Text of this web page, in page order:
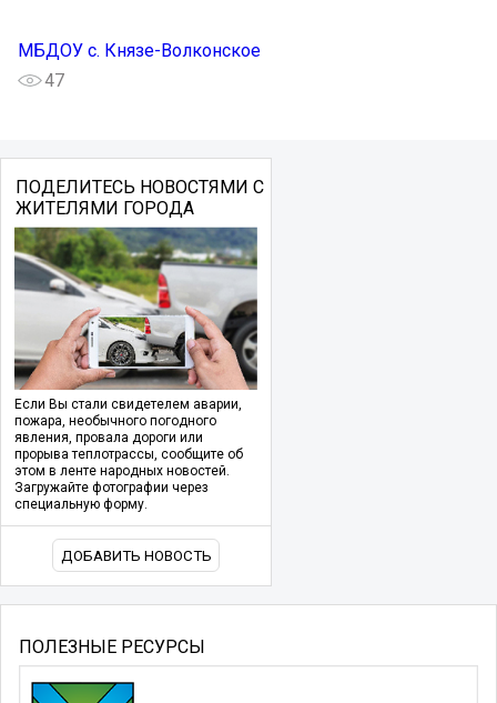
МБДОУ с. Князе-Волконское
47
ПОДЕЛИТЕСЬ НОВОСТЯМИ С
ЖИТЕЛЯМИ ГОРОДА
Если Вы стали свидетелем аварии,
пожара, необычного погодного
явления, провала дороги или
прорыва теплотрассы, сообщите об
этом в ленте народных новостей.
Загружайте фотографии через
специальную форму.
ДОБАВИТЬ НОВОСТЬ
ПОЛЕЗНЫЕ РЕСУРСЫ